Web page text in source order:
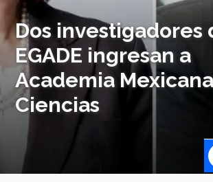
Dos investigadores
EGADE ingresan a
Academia
Ciencias